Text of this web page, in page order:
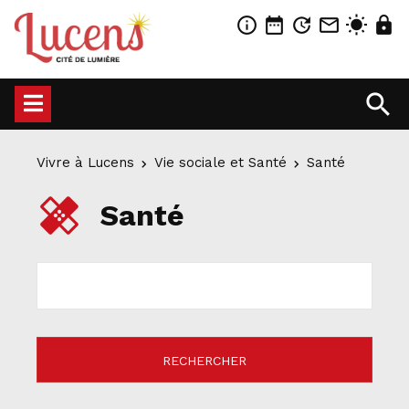
info_outline date_range update mail_outline wb_sunny lock
search
Vivre à Lucens Vie sociale et Santé Santé
healing Santé